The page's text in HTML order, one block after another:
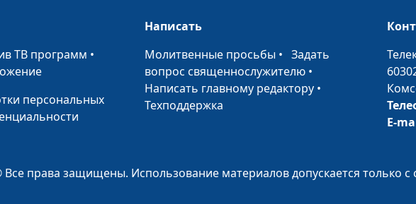
пить! Вода и
физическая
активность при
алкоголизме
ТВ программ •
персональных
Написать
Молитвенные просьбы •Задать
вопрос священнослужителю •
Написать главному редактору •
Техподдержка
E-
Все права защищены. Использование материалов допускается только с